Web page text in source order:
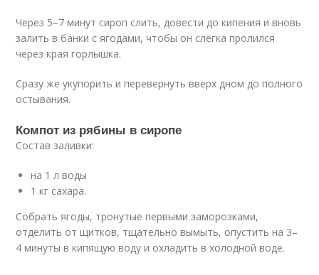
Через 5–7 минут сироп слить, довести до кипения и вновь
залить в банки с ягодами, чтобы он слегка пролился
через края горлышка.
Сразу же укупорить и перевернуть вверх дном до полного
остывания.
Компот из рябины в сиропе
Состав заливки:
на 1 л воды
1 кг сахара.
Собрать ягоды, тронутые первыми заморозками,
отделить от щитков, тщательно вымыть, опустить на 3–
4 минуты в кипящую воду и охладить в холодной воде.